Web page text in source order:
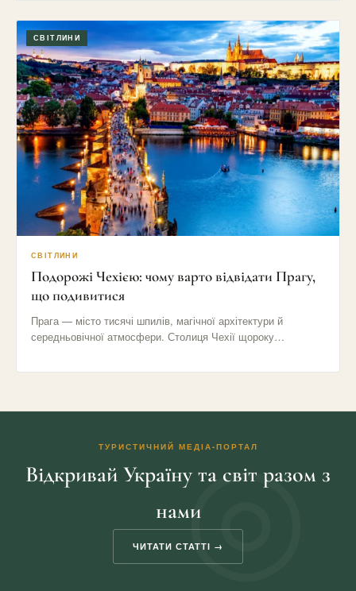
СВІТЛИНИ
СВІТЛИНИ
Подорожі Чехією: чому варто відвідати Прагу,
що подивитися
Прага — місто тисячі шпилів, магічної архітектури й
середньовічної атмосфери. Столиця Чехії щороку
ТУРИСТИЧНИЙ МЕДІА-ПОРТАЛ
Відкривай Україну та світ разом з
нами
ЧИТАТИ СТАТТІ →